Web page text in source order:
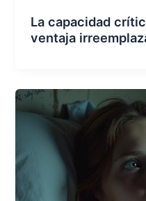
La capacidad
ventaja